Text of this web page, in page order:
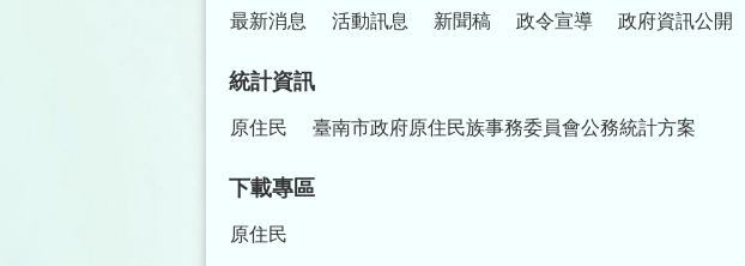
最新消息 活動訊息 新聞稿 政令宣導 政府資訊公開
統計資訊
原住民 臺南市政府原住民族事務委員會公務統計方案
下載專區
原住民